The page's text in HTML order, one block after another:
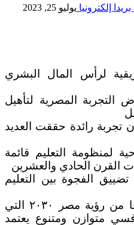
إلكترونيا يوليو 25, 2023
لرأس المال البشري
التجربة المصرية لتأهيل
تجربة رائدة حققت العديد
لمنظومة التعليم قائمة
القرن الحادي والعشرين
الفجوة بين التعليم
– تطوير المناهج جاء انطلاقًا من رؤية مصر ۲۰۳۰ التي
متوازن ومتنوع يعتمد